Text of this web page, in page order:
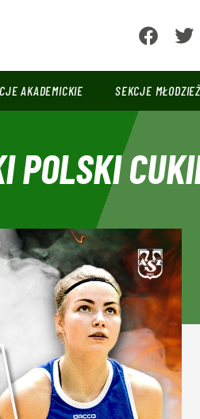
AKADEMICKIE SEKCJE
POLSKI